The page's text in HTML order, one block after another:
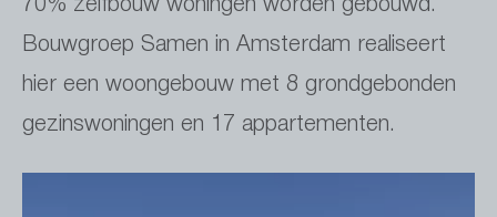
Bouwgroep Samen in Amsterdam realiseert
hier een woongebouw met 8 grondgebonden
gezinswoningen en 17 appartementen.